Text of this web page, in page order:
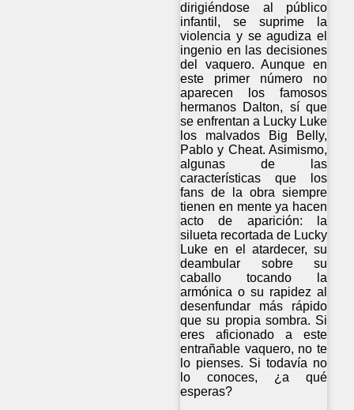
dirigiéndose al público
infantil, se suprime la
violencia y se agudiza el
ingenio en las decisiones
del vaquero. Aunque en
este primer número no
aparecen los famosos
hermanos Dalton, sí que
se enfrentan a Lucky Luke
los malvados Big Belly,
Pablo y Cheat. Asimismo,
algunas de las
características que los
fans de la obra siempre
tienen en mente ya hacen
acto de aparición: la
silueta recortada de Lucky
Luke en el atardecer, su
deambular sobre su
caballo tocando la
armónica o su rapidez al
desenfundar más rápido
que su propia sombra. Si
eres aficionado a este
entrañable vaquero, no te
lo pienses. Si todavía no
lo conoces, ¿a qué
esperas?